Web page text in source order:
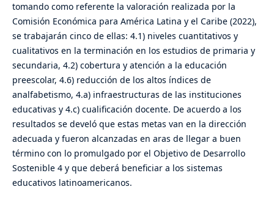
tomando como referente la valoración realizada por la
Comisión Económica para América Latina y el Caribe (2022),
se trabajarán cinco de ellas: 4.1) niveles cuantitativos y
cualitativos en la terminación en los estudios de primaria y
secundaria, 4.2) cobertura y atención a la educación
preescolar, 4.6) reducción de los altos índices de
analfabetismo, 4.a) infraestructuras de las instituciones
educativas y 4.c) cualificación docente. De acuerdo a los
resultados se develó que estas metas van en la dirección
adecuada y fueron alcanzadas en aras de llegar a buen
término con lo promulgado por el Objetivo de Desarrollo
Sostenible 4 y que deberá beneficiar a los sistemas
educativos latinoamericanos.